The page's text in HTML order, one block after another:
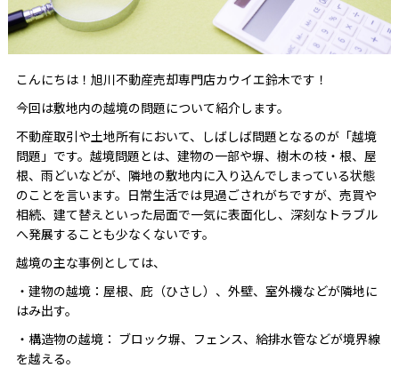
こんにちは！旭川不動産売却専門店カウイエ鈴木です！
今回は敷地内の越境の問題について紹介します。
不動産取引や土地所有において、しばしば問題となるのが「越境
問題」です。越境問題とは、建物の一部や塀、樹木の枝・根、屋
根、雨どいなどが、隣地の敷地内に入り込んでしまっている状態
のことを言います。日常生活では見過ごされがちですが、売買や
相続、建て替えといった局面で一気に表面化し、深刻なトラブル
へ発展することも少なくないです。
越境の主な事例としては、
・建物の越境：屋根、庇（ひさし）、外壁、室外機などが隣地に
はみ出す。
・構造物の越境： ブロック塀、フェンス、給排水管などが境界線
を越える。